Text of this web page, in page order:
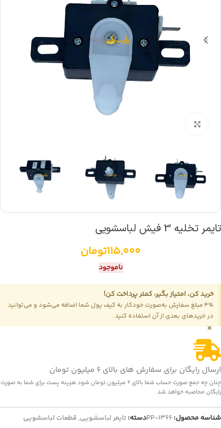
تایمر تخلیه 3 فیش لباسشویی
115,000تومان
ناموجود
خرید کن، امتیاز بگیر، کمتر پرداخت کن!
4٪ مبلغ سفارش به‌صورت خودکار به کیف پول شما اضافه می‌شود و می‌توانید
در خریدهای بعدی از آن استفاده کنید.
×
ارسال رایگان برای سفارش های بالای 6 میلیون تومان
چنان چه جمع صورت حساب شما بالای 6 میلیون تومان شود هزینه پست برای شما به صورت
رایگان محاصبه خواهد شد.
شناسه محصول: PP-1366دسته:تایمر لباسشویی, قطعات لباسشویی